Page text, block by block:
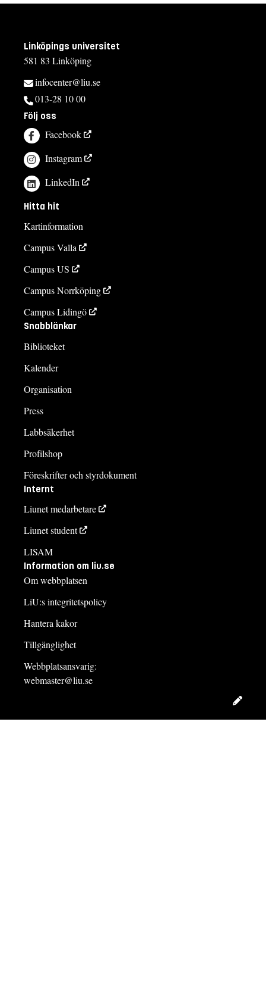
Linköpings universitet
581 83 Linköping
infocenter@liu.se
013-28 10 00
Följ oss
Facebook
Instagram
LinkedIn
Hitta hit
Kartinformation
Campus Valla
Campus US
Campus Norrköping
Campus Lidingö
Snabblänkar
Biblioteket
Kalender
Organisation
Press
Labbsäkerhet
Profilshop
Föreskrifter och styrdokument
Internt
Liunet medarbetare
Liunet student
LISAM
Information om liu.se
Om webbplatsen
LiU:s integritetspolicy
Hantera kakor
Tillgänglighet
Webbplatsansvarig:
webmaster@liu.se